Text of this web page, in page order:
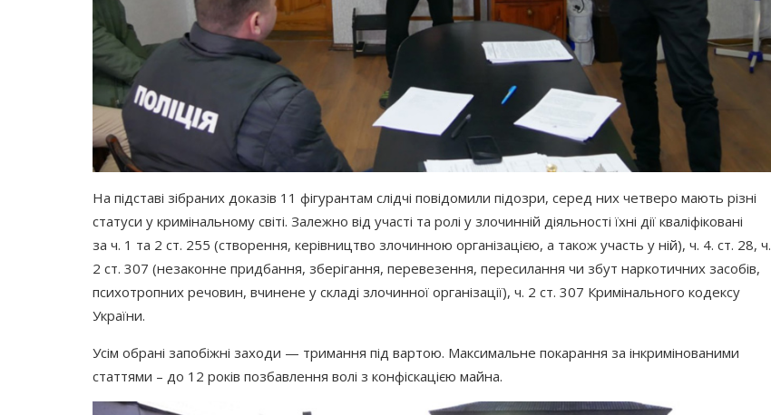
На підставі зібраних доказів 11 фігурантам слідчі повідомили підозри, серед них четверо мають різні
статуси у кримінальному світі. Залежно від участі та ролі у злочинній діяльності їхні дії кваліфіковані
за ч. 1 та 2 ст. 255 (створення, керівництво злочинною організацією, а також участь у ній), ч. 4. ст. 28, ч.
2 ст. 307 (незаконне придбання, зберігання, перевезення, пересилання чи збут наркотичних засобів,
психотропних речовин, вчинене у складі злочинної організації), ч. 2 ст. 307 Кримінального кодексу
України.
Усім обрані запобіжні заходи — тримання під вартою. Максимальне покарання за інкримінованими
статтями – до 12 років позбавлення волі з конфіскацією майна.